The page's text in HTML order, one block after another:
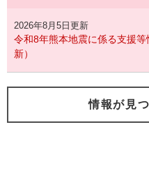
2026年8月5日更新
令和8年熊本地震に係る支援
新）
情報が見